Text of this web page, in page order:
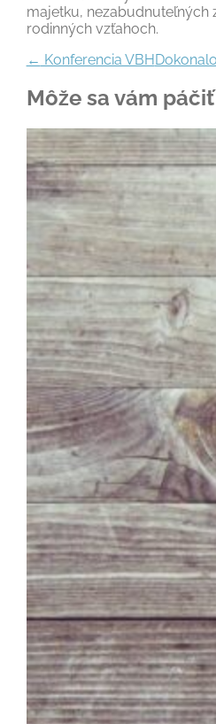
majetku, nezabudnuteľných
rodinných vzťahoch.
← Konferencia VBH
Môže sa vám